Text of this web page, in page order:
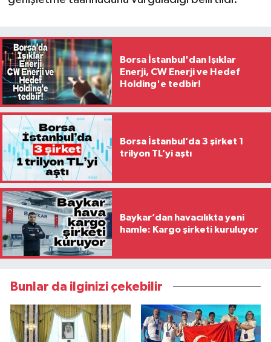
Borsa İstanbul'dan Işıklar
Enerji, CW Enerji ve Hedef
Holding'e tedbir!
Borsa İstanbul’da 3 şirket 1
trilyon TL’yi aştı
Baykar’dan havacılıkta yeni
hamle: Kargo şirketi kuruluyor
Bunlar da ilginizi çekebilir